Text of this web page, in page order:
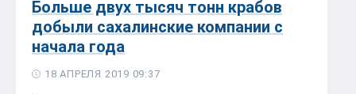
Больше двух тысяч тонн крабов
добыли сахалинские компании с
начала года
18 АПРЕЛЯ 2019 09:37